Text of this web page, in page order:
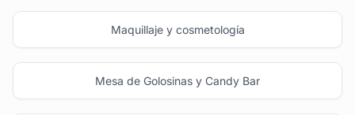
Maquillaje y cosmetología
Mesa de Golosinas y Candy Bar